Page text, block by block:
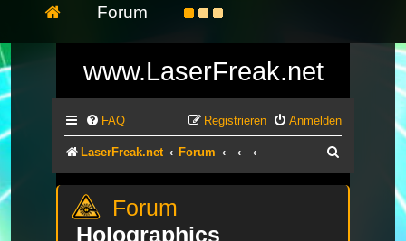
Forum
www.LaserFreak.net
FAQ Anmelden
Registrieren
LaserFreak.net Forum
Holographics